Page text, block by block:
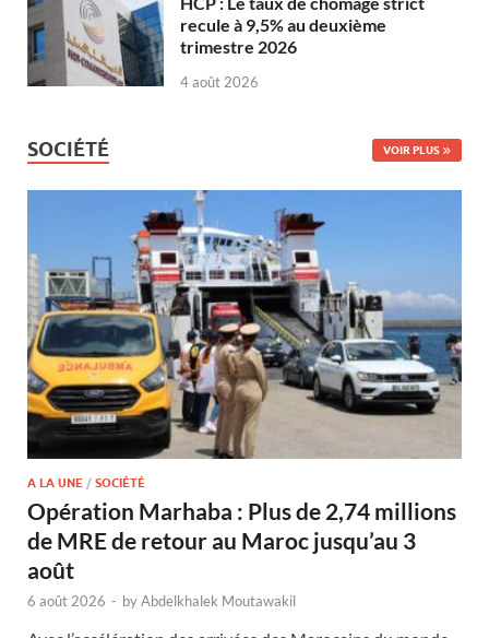
recule à 9,5% au deuxième
trimestre 2026
4 août 2026
SOCIÉTÉ VOIR PLUS
A LA UNE / SOCIÉTÉ
Opération Marhaba : Plus de 2,74 millions
de MRE de retour au Maroc jusqu’au 3
août
6 août 2026 - byAbdelkhalek Moutawakil